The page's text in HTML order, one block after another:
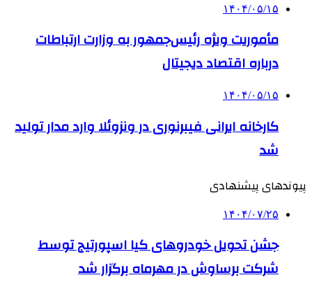
۱۴۰۴/۰۵/۱۵
مأموریت ویژه رئیس‌جمهور به وزارت ارتباطات
درباره اقتصاد دیجیتال
۱۴۰۴/۰۵/۱۵
کارخانه ایرانی فیبرنوری در ونزوئلا وارد مدار تولید
شد
پیوندهای پیشنهادی
۱۴۰۴/۰۷/۲۵
جشن تحویل خودروهای کیا اسپورتیج توسط
شرکت برساوش در مهرماه برگزار شد